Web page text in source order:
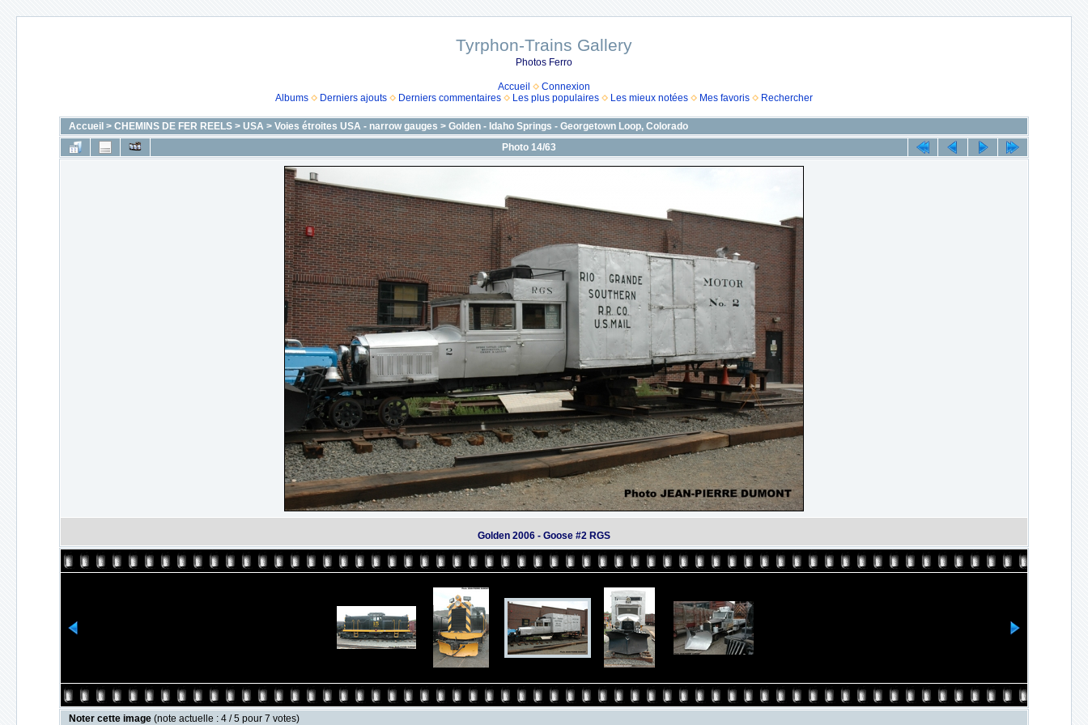
Tyrphon-Trains Gallery
Photos Ferro
Accueil
Connexion
Albums
Derniers ajouts Derniers commentaires Les plus populaires Les mieux notées Mes favoris Rechercher
Accueil > CHEMINS DE FER REELS > USA > Voies étroites USA - narrow gauges > Golden - Idaho Springs - Georgetown Loop, Colorado
Photo 14/63
Golden 2006 - Goose #2 RGS
Noter cette image (note actuelle : 4 / 5 pour 7 votes)